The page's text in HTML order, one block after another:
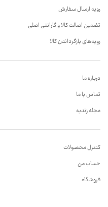
رویه ارسال سفارش
تضمین اصالت کالا و گارانتی اصلی
رویه‌های بازگرداندن کالا
درباره ما
تماس با ما
مجله زندیه
کنترل محصولات
حساب من
فروشگاه